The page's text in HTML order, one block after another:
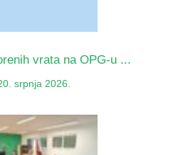
vrata na OPG-u ...
srpnja 2026.